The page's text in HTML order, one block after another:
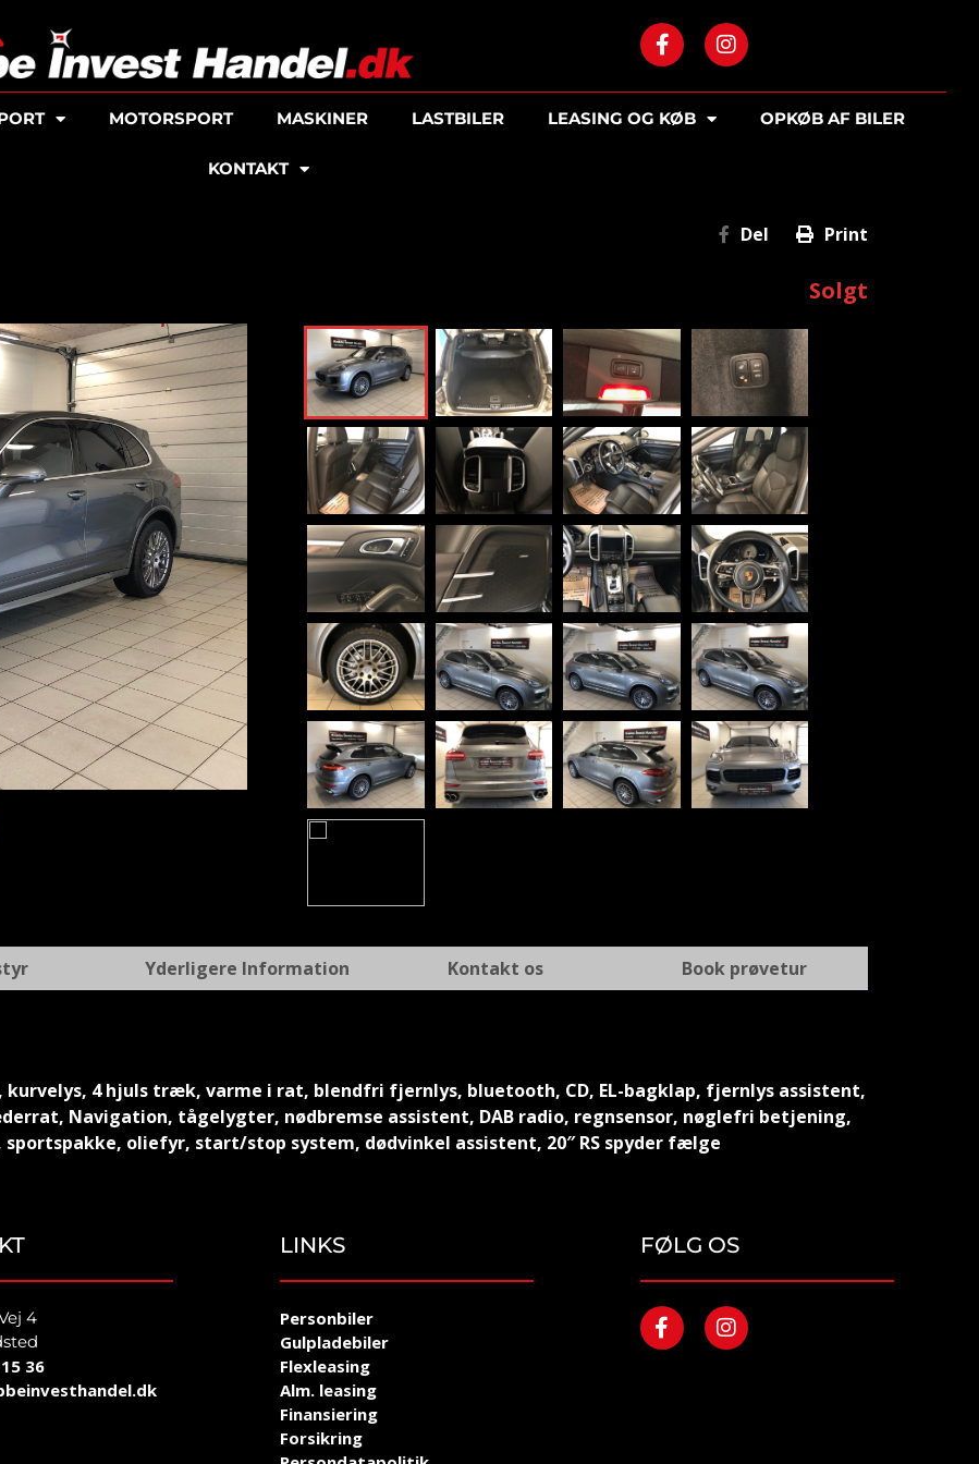
MOTORSPORT MASKINER LASTBILER LEASING OG KØB OPKØB AF BILER
KONTAKT
Del Print
Solgt
Yderligere Information Kontakt os Book prøvetur
4 hjuls træk, varme i rat, blendfri fjernlys, bluetooth, CD, EL-bagklap, fjernlys assistent,
Navigation, tågelygter, nødbremse assistent, DAB radio, regnsensor, nøglefri betjening,
oliefyr, start/stop system, dødvinkel assistent, 20″ RS spyder fælge
4
36
LINKS
Personbiler
Gulpladebiler
Flexleasing
Alm. leasing
Finansiering
Forsikring
FØLG OS